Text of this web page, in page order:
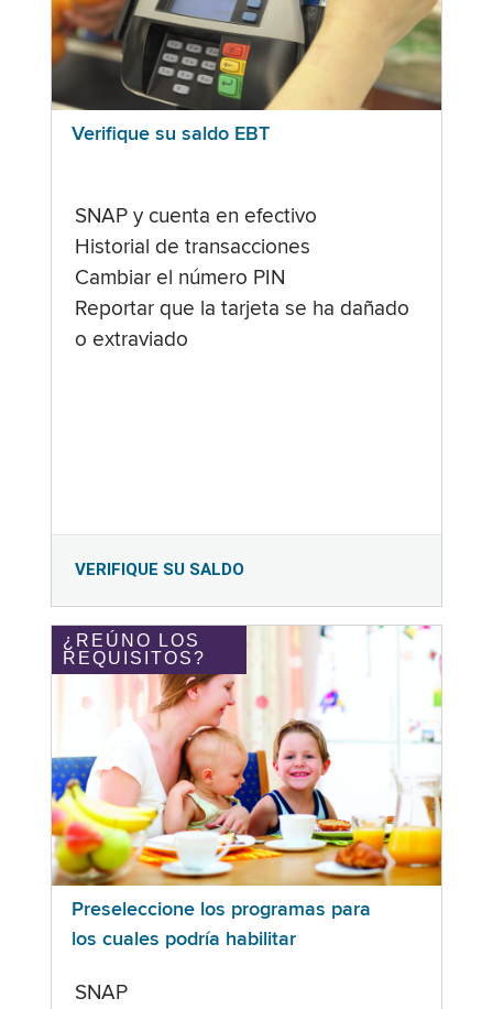
Verifique su saldo EBT
SNAP y cuenta en efectivo
Historial de transacciones
Cambiar el número PIN
Reportar que la tarjeta se ha dañado
o extraviado
VERIFIQUE SU SALDO
¿REÚNO LOS
REQUISITOS?
Preseleccione los programas para
los cuales podría habilitar
SNAP